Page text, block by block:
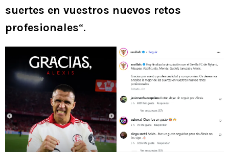
suertes en vuestros nuevos retos
profesionales“.